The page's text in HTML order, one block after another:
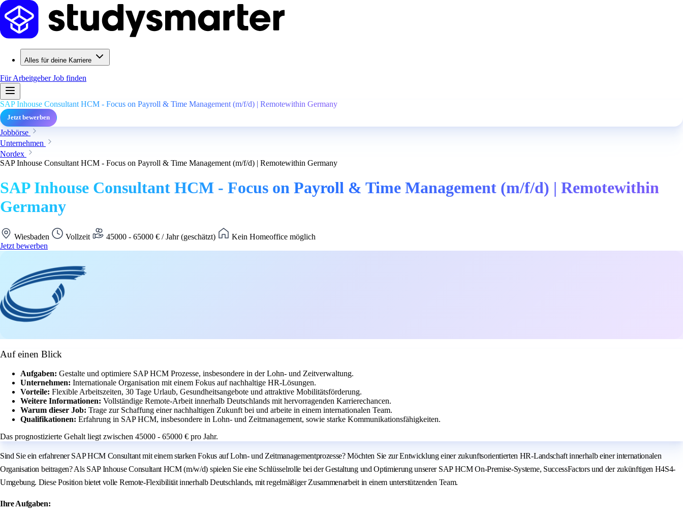
Alles für deine Karriere
Für ArbeitgeberJob finden
SAP Inhouse Consultant HCM - Focus on Payroll & Time Management (m/f/d) | Remotewithin Germany
Jetzt bewerben
Jobbörse
Unternehmen
Nordex
SAP Inhouse Consultant HCM - Focus on Payroll & Time Management (m/f/d) | Remotewithin Germany
SAP Inhouse Consultant HCM - Focus on Payroll & Time Management (m/f/d) | Remotewithin
Germany
Wiesbaden Vollzeit 45000 - 65000 € / Jahr (geschätzt)
Kein Homeoffice möglich
Jetzt bewerben
Auf einen Blick
Aufgaben: Gestalte und optimiere SAP HCM Prozesse, insbesondere in der Lohn- und Zeitverwaltung.
Unternehmen: Internationale Organisation mit einem Fokus auf nachhaltige HR-Lösungen.
Vorteile: Flexible Arbeitszeiten, 30 Tage Urlaub, Gesundheitsangebote und attraktive Mobilitätsförderung.
Weitere Informationen: Vollständige Remote-Arbeit innerhalb Deutschlands mit hervorragenden Karrierechancen.
Warum dieser Job: Trage zur Schaffung einer nachhaltigen Zukunft bei und arbeite in einem internationalen Team.
Qualifikationen: Erfahrung in SAP HCM, insbesondere in Lohn- und Zeitmanagement, sowie starke Kommunikationsfähigkeiten.
Das prognostizierte Gehalt liegt zwischen 45000 - 65000 € pro Jahr.
Sind Sie ein erfahrener SAP HCM Consultant mit einem starken Fokus auf Lohn- und Zeitmanagementprozesse? Möchten Sie zur Entwicklung einer zukunftsorientierten HR-Landschaft innerhalb einer internationalen
Organisation beitragen? Als SAP Inhouse Consultant HCM (m/w/d) spielen Sie eine Schlüsselrolle bei der Gestaltung und Optimierung unserer SAP HCM On-Premise-Systeme, SuccessFactors und der zukünftigen H4S4-
Umgebung. Diese Position bietet volle Remote-Flexibilität innerhalb Deutschlands, mit regelmäßiger Zusammenarbeit in einem unterstützenden Team.
Ihre Aufgaben: